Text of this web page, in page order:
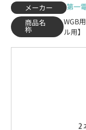
メーカー
第一
商品名
称
WGB
ル用】